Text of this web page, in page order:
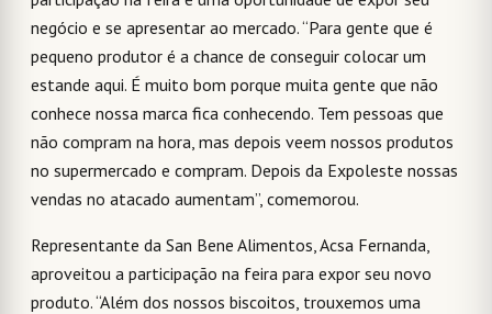
negócio e se apresentar ao mercado. “Para gente que é
pequeno produtor é a chance de conseguir colocar um
estande aqui. É muito bom porque muita gente que não
conhece nossa marca fica conhecendo. Tem pessoas que
não compram na hora, mas depois veem nossos produtos
no supermercado e compram. Depois da Expoleste nossas
vendas no atacado aumentam”, comemorou.
Representante da San Bene Alimentos, Acsa Fernanda,
aproveitou a participação na feira para expor seu novo
produto. “Além dos nossos biscoitos, trouxemos uma